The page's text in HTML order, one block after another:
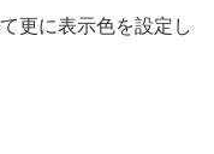
更に表示色を設定し